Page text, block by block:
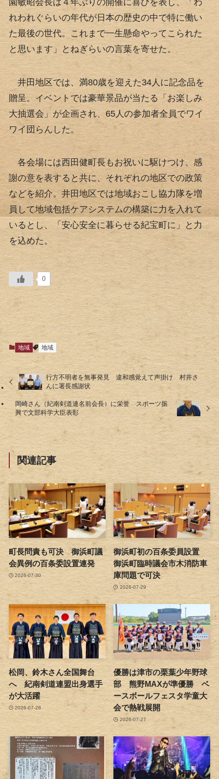
れわれぐらいの年代が日本の歴史の中で特に働い
た最後の世代。これまで一生懸命やってこられた
と思います」とねぎらいの言葉を寄せた。
井田地区では、満80歳を迎えた34人に記念品を
贈呈。イベントでは豪華景品が当たる「お楽しみ
大抽選会」が企画され、65人の参加者全員でワイ
ワイ団らんした。
各会場には西田健町長もお祝いに駆けつけ、感
謝の意を表すると共に、それぞれの地区での政策
などを紹介。井田地区では地域おこし協力隊を増
員して地域包括ケアシステムの構築に力を入れて
いるとし、「安心安全に暮らせる紀宝町に」と力
を込めた。
0
地域 地域
行方不明者を無事発見 違和感覚えて声掛け 村井さ
んに署長感謝状
岡崎さん（紀南剣道連名前会長）に栄誉 スポーツ振
興で文部科学大臣表彰
関連記事
町長問責も可決 御浜町議
会異例の百条委設置連発
2026-07-30
御浜町初の百条委員設置
御浜町臨時議会市木消防車
庫問題で可決
2026-07-29
松岡、鈴木さん全国舞台
へ 紀南剣道連盟出身選手
が大活躍
2026-07-28
優勝は津市の栗葉少年野球
部 熊野MAXが準優勝 ベ
ースボールフェスタ学童大
会で熱戦展開
2026-07-27